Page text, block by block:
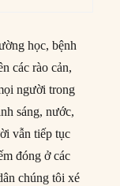
học, bệnh
các rào cản,
người trong
sáng, nước,
vẫn tiếp tục
đóng ở các
chúng tôi xé